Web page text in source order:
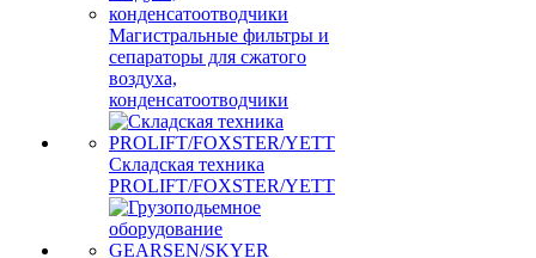
Магистральные фильтры и
сепараторы для сжатого
воздуха,
конденсатоотводчики
Складская техника
PROLIFT/FOXSTER/YETT